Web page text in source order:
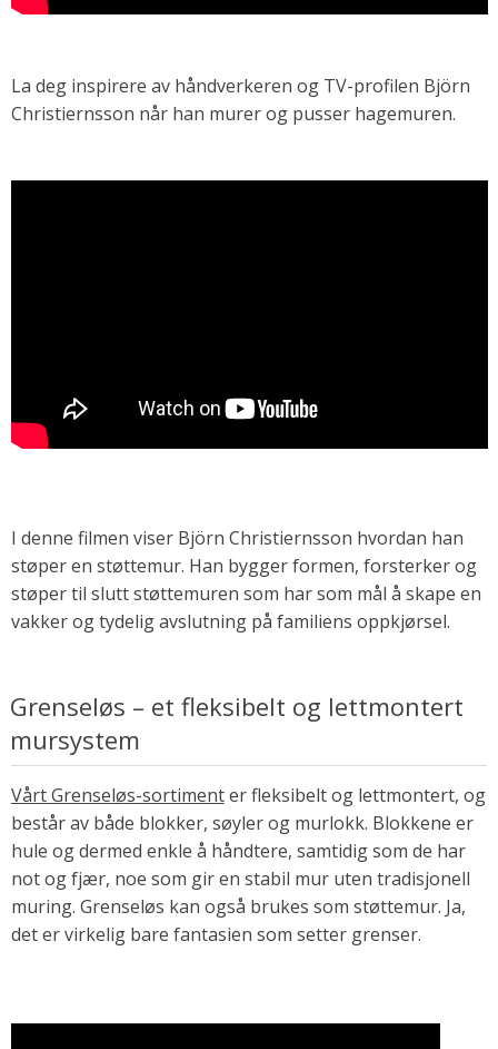
La deg inspirere av håndverkeren og TV-profilen Björn
Christiernsson når han murer og pusser hagemuren.
I denne filmen viser Björn Christiernsson hvordan han
støper en støttemur. Han bygger formen, forsterker og
støper til slutt støttemuren som har som mål å skape en
vakker og tydelig avslutning på familiens oppkjørsel.
Grenseløs – et fleksibelt og lettmontert
mursystem
Vårt Grenseløs-sortimenter fleksibelt og lettmontert, og
består av både blokker, søyler og murlokk. Blokkene er
hule og dermed enkle å håndtere, samtidig som de har
not og fjær, noe som gir en stabil mur uten tradisjonell
muring. Grenseløs kan også brukes som støttemur. Ja,
det er virkelig bare fantasien som setter grenser.